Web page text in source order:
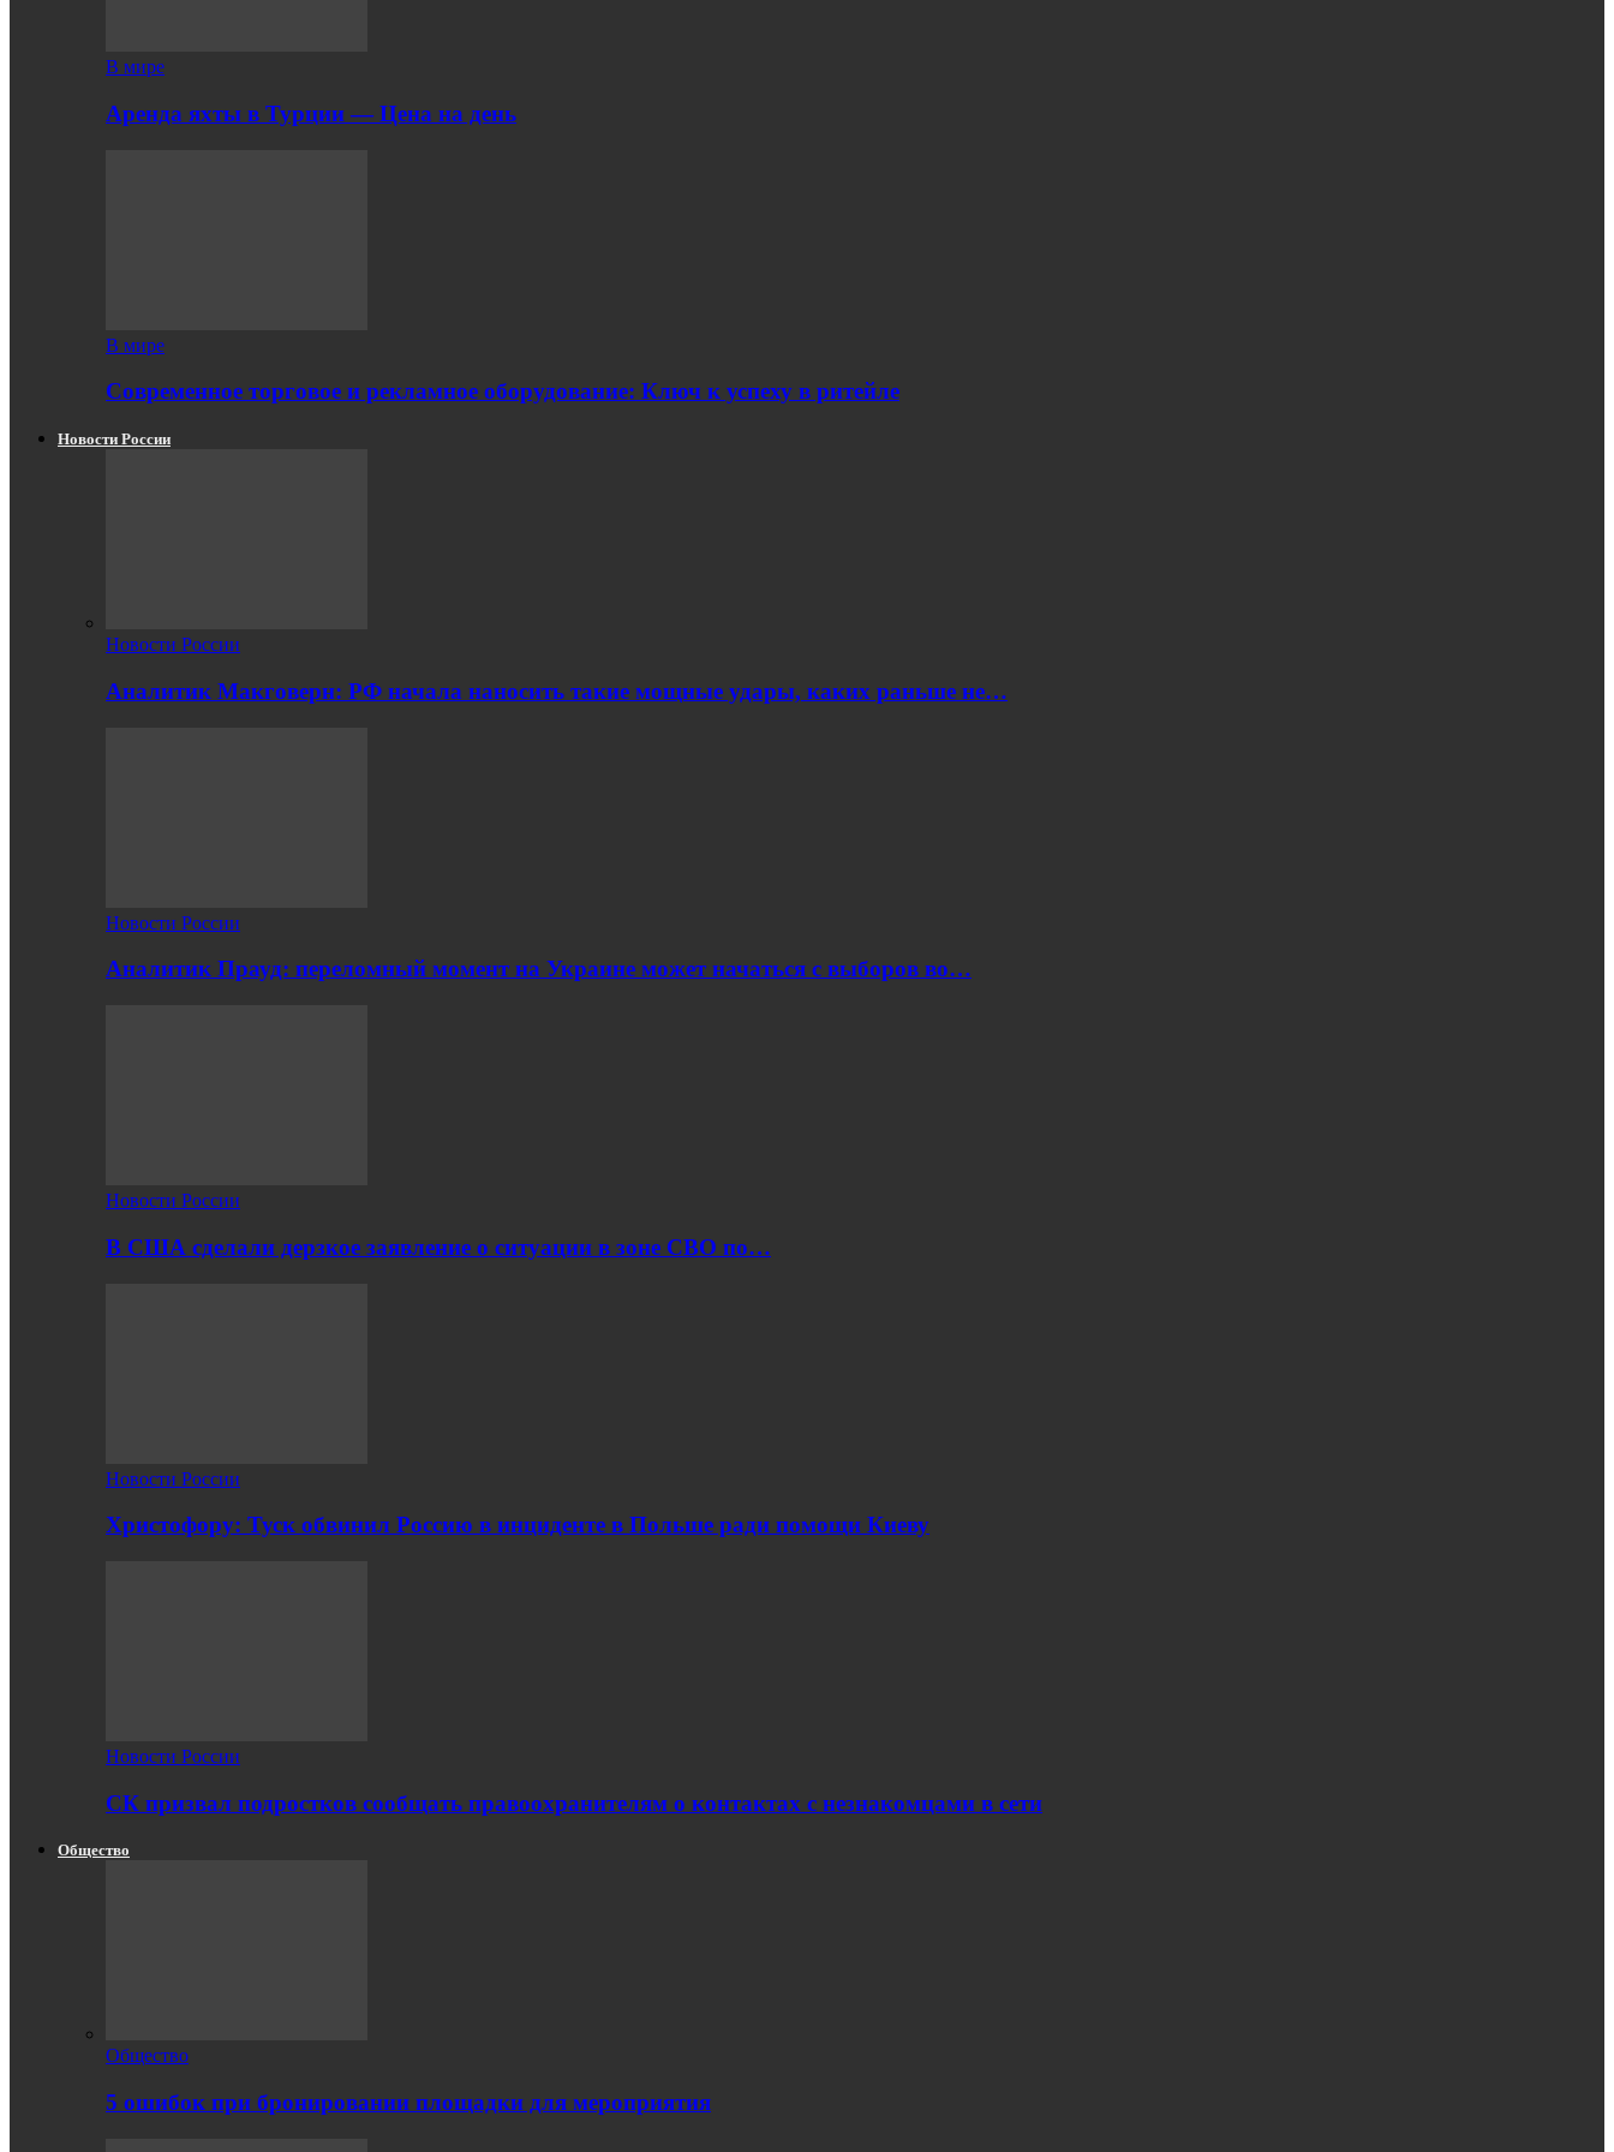
В мире
Аренда яхты в Турции — Цена на день
В мире
Современное торговое и рекламное оборудование: Ключ к успеху в ритейле
Новости России
Новости России
Аналитик Макговерн: РФ начала наносить такие мощные удары, каких раньше не…
Новости России
Аналитик Прауд: переломный момент на Украине может начаться с выборов во…
Новости России
В США сделали дерзкое заявление о ситуации в зоне СВО по…
Новости России
Христофору: Туск обвинил Россию в инциденте в Польше ради помощи Киеву
Новости России
СК призвал подростков сообщать правоохранителям о контактах с незнакомцами в сети
Общество
Общество
5 ошибок при бронировании площадки для мероприятия